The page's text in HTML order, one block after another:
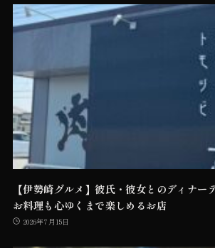
【伊勢崎グルメ】彼氏・彼女とのディナー
お料理も心ゆくまで楽しめるお店
2026年7月15日